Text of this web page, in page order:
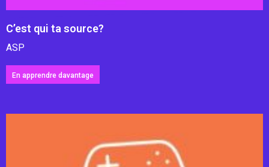
C’est qui ta source?
ASP
En apprendre davantage